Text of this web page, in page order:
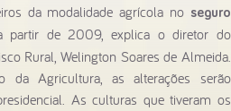
da modalidade agrícola no seguro
partir de 2009, explica o diretor do
Rural, Welington Soares de Almeida.
da Agricultura, as alterações serão
As culturas que tiveram os